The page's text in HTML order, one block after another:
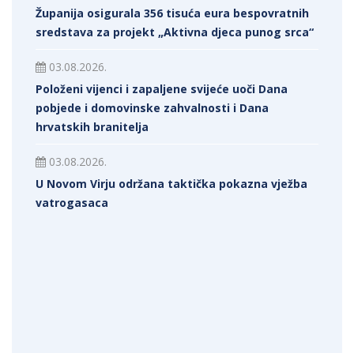
Županija osigurala 356 tisuća eura bespovratnih
sredstava za projekt „Aktivna djeca punog srca“
03.08.2026.
Položeni vijenci i zapaljene svijeće uoči Dana
pobjede i domovinske zahvalnosti i Dana
hrvatskih branitelja
03.08.2026.
U Novom Virju održana taktička pokazna vježba
vatrogasaca